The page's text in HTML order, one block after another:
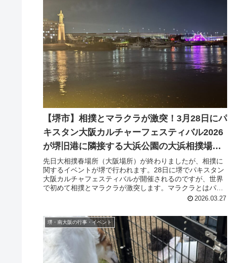
【堺市】相撲とマラクラが激突！3月28日にパ
キスタン大阪カルチャーフェスティバル2026
が堺旧港に隣接する大浜公園の大浜相撲場で
開催
先日大相撲春場所（大阪場所）が終わりましたが、相撲に
関するイベントが堺で行われます。28日に堺でパキスタン
大阪カルチャフェスティバルが開催されるのですが、世界
で初めて相撲とマラクラが激突します。マラクラとはパキ
2026.03.27
堺・南大阪の行事・イベント